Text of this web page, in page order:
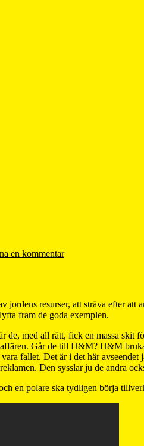
en kommentar
jordens resurser, att sträva efter
fram de goda exemplen.
de, med all rätt, fick en massa
Går de till H&M? H&M
fallet. Det är i det här
Den sysslar ju de andra
en polare ska tydligen börja